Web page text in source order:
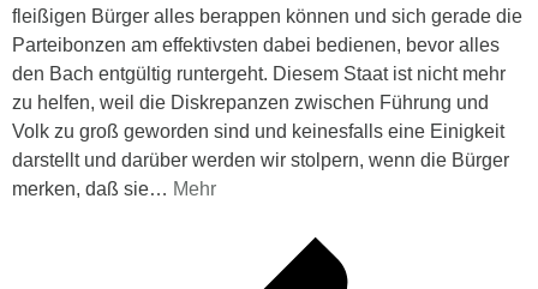
fleißigen Bürger alles berappen können und sich gerade die
Parteibonzen am effektivsten dabei bedienen, bevor alles
den Bach entgültig runtergeht. Diesem Staat ist nicht mehr
zu helfen, weil die Diskrepanzen zwischen Führung und
Volk zu groß geworden sind und keinesfalls eine Einigkeit
darstellt und darüber werden wir stolpern, wenn die Bürger
merken, daß sie… Mehr